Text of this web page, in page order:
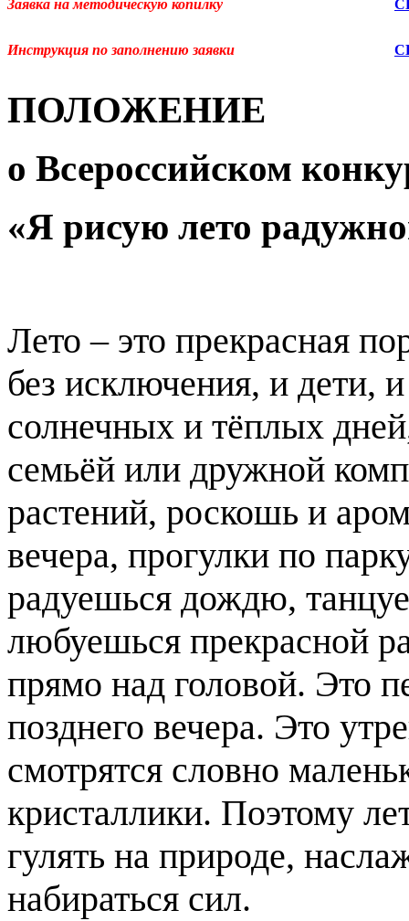
Заявка на методическую копилку
Инструкция по заполнению заявки
ПОЛОЖЕНИЕ
о Всероссийском
«Я рисую лето
Лето – это прекрасная
без исключения, и дети,
солнечных и тёплых
семьёй или дружной
растений, роскошь и
вечера, прогулки по
радуешься дождю,
любуешься прекрасной
прямо над головой. Это
позднего вечера. Это
смотрятся словно
кристаллики. Поэтому
гулять на природе,
набираться сил.